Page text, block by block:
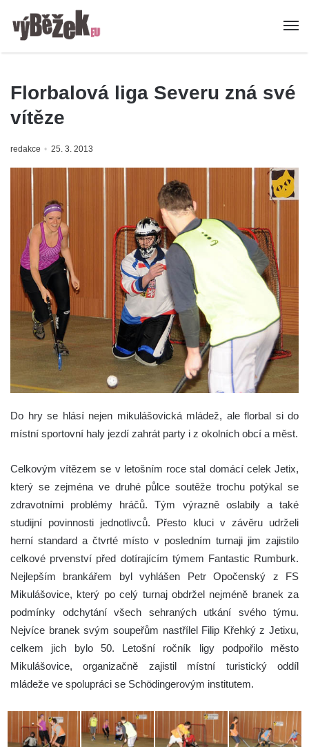
Florbalová liga Severu zná své
vítěze
redakce 25. 3. 2013
Do hry se hlásí nejen mikulášovická mládež, ale florbal si do
místní sportovní haly jezdí zahrát party i z okolních obcí a měst.
Celkovým vítězem se v letošním roce stal domácí celek Jetix,
který se zejména ve druhé půlce soutěže trochu potýkal se
zdravotními problémy hráčů. Tým výrazně oslabily a také
studijní povinnosti jednotlivců. Přesto kluci v závěru udrželi
herní standard a čtvrté místo v posledním turnaji jim zajistilo
celkové prvenství před dotírajícím týmem Fantastic Rumburk.
Nejlepším brankářem byl vyhlášen Petr Opočenský z FS
Mikulášovice, který po celý turnaj obdržel nejméně branek za
podmínky odchytání všech sehraných utkání svého týmu.
Nejvíce branek svým soupeřům nastřílel Filip Křehký z Jetixu,
celkem jich bylo 50. Letošní ročník ligy podpořilo město
Mikulášovice, organizačně zajistil místní turistický oddíl
mládeže ve spolupráci se Schödingerovým institutem.